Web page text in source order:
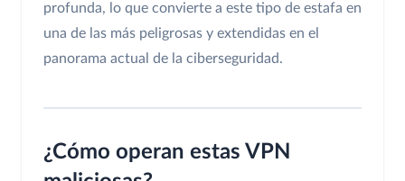
profunda, lo que convierte a este tipo de estafa en
una de las más peligrosas y extendidas en el
panorama actual de la ciberseguridad.
¿Cómo operan estas VPN